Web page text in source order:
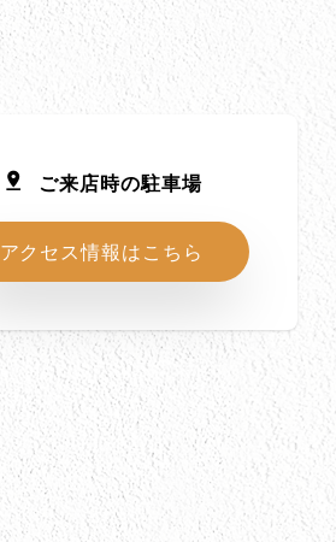
ご来店時の駐車場
アクセス情報はこちら